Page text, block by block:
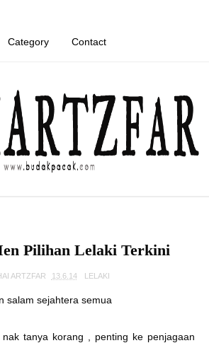
Category Contact
Pilihan Lelaki Terkini
ARTZFAR 13.6.14 LELAKI
salam sejahtera semua
tanya korang , penting ke penjagaan